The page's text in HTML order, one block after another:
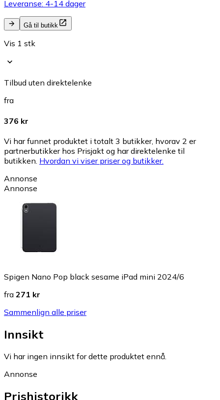
Leveranse: 4-14 dager
Gå til butikk
Vis 1 stk
Tilbud uten direktelenke
fra
376 kr
Vi har funnet produktet i totalt 3 butikker, hvorav 2 er
partnerbutikker hos Prisjakt og har direktelenke til
butikken. Hvordan vi viser priser og butikker.
Annonse
Annonse
Spigen Nano Pop black sesame iPad mini 2024/6
fra 271 kr
Sammenlign alle priser
Innsikt
Vi har ingen innsikt for dette produktet ennå.
Annonse
Prishistorikk